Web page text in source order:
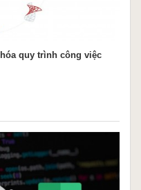
quy trình công việc